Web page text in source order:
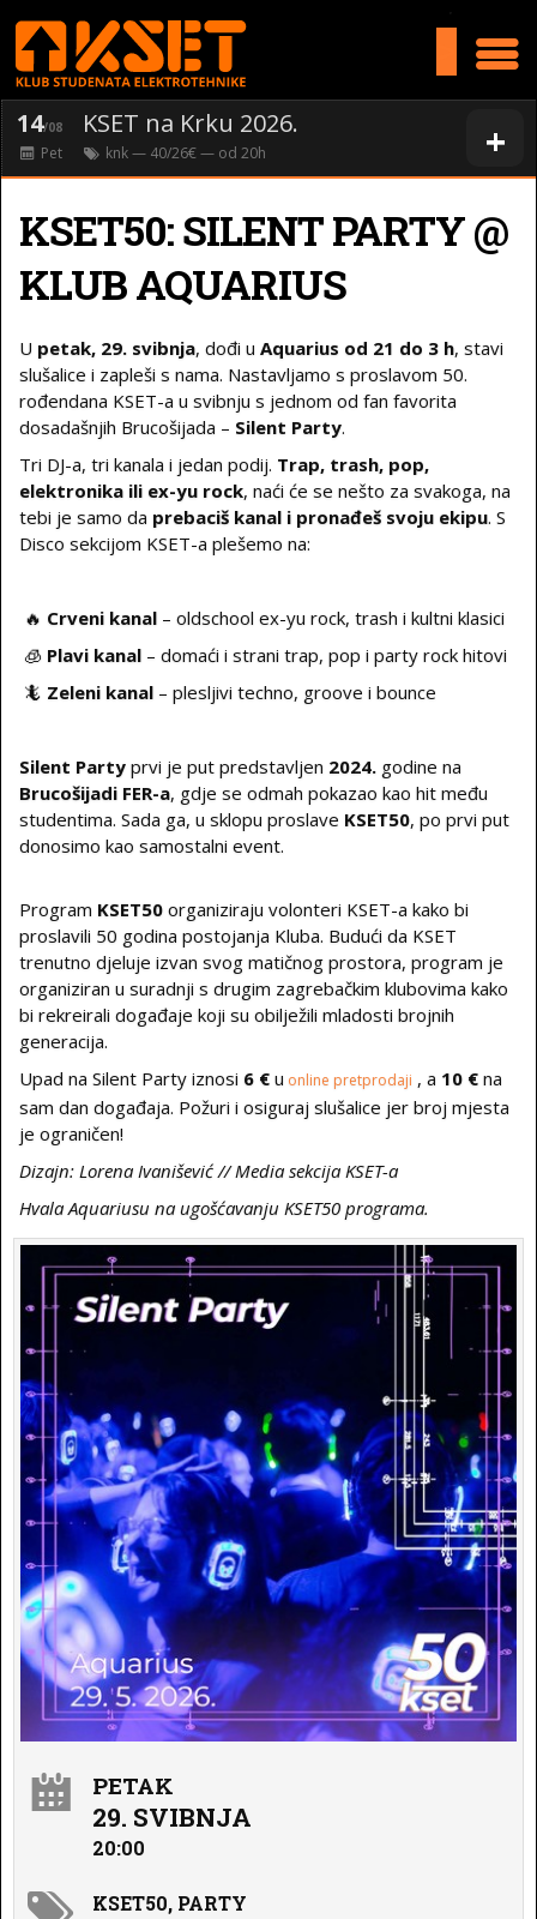
+
14/08 KSET na Krku 2026.
Pet knk— 40/26€ — od 20h
KSET50: SILENT PARTY @
KLUB AQUARIUS
U petak, 29. svibnja, dođi u Aquarius od 21 do 3 h, stavi
slušalice i zapleši s nama. Nastavljamo s proslavom 50.
rođendana KSET-a u svibnju s jednom od fan favorita
dosadašnjih Brucošijada – Silent Party.
Tri DJ-a, tri kanala i jedan podij. Trap, trash, pop,
elektronika ili ex-yu rock, naći će se nešto za svakoga, na
tebi je samo da prebaciš kanal i pronađeš svoju ekipu. S
Disco sekcijom KSET-a plešemo na:
🔥 Crveni kanal – oldschool ex-yu rock, trash i kultni klasici
🧊 Plavi kanal – domaći i strani trap, pop i party rock hitovi
🦎 Zeleni kanal – plesljivi techno, groove i bounce
Silent Party prvi je put predstavljen 2024. godine na
Brucošijadi FER-a, gdje se odmah pokazao kao hit među
studentima. Sada ga, u sklopu proslave KSET50, po prvi put
donosimo kao samostalni event.
Program KSET50 organiziraju volonteri KSET-a kako bi
proslavili 50 godina postojanja Kluba. Budući da KSET
trenutno djeluje izvan svog matičnog prostora, program je
organiziran u suradnji s drugim zagrebačkim klubovima kako
bi rekreirali događaje koji su obilježili mladosti brojnih
generacija.
Upad na Silent Party iznosi 6 € u online pretprodaji , a 10 € na
sam dan događaja. Požuri i osiguraj slušalice jer broj mjesta
je ograničen!
Dizajn: Lorena Ivanišević // Media sekcija KSET-a
Hvala Aquariusu na ugošćavanju KSET50 programa.
PETAK
29. SVIBNJA
20:00
KSET50, PARTY